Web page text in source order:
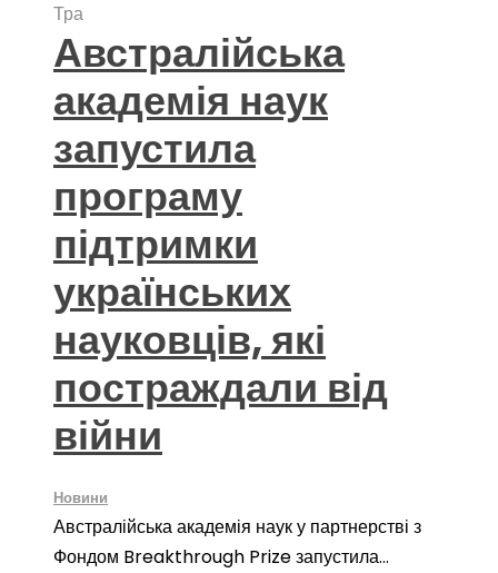
Тра
Австралійська
академія наук
запустила
програму
підтримки
українських
науковців, які
постраждали від
війни
Новини
Австралійська академія наук у партнерстві з
Фондом Breakthrough Prize запустила...